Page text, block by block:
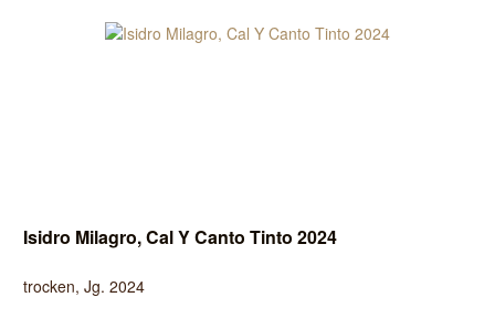
Isidro Milagro, Cal Y Canto Tinto 2024
trocken, Jg. 2024